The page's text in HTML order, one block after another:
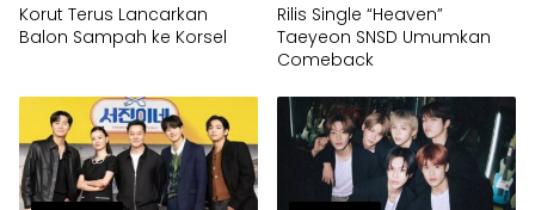
Korut Terus Lancarkan
Balon Sampah ke Korsel
Rilis Single “Heaven”
Taeyeon SNSD Umumkan
Comeback